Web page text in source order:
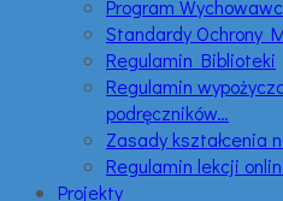
Program
Standardy Ochrony
Regulamin Biblioteki
Regulamin
podręczników…
Zasady kształcenia
Regulamin lekcji
Projekty